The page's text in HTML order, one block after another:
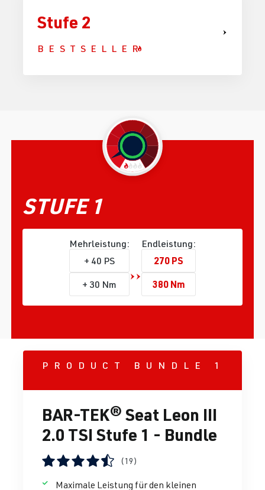
Stufe 2
BESTSELLER
STUFE 1
Mehrleistung:
+ 40 PS
+ 30 Nm
Endleistung:
270 PS
380 Nm
PRODUCT BUNDLE 1
BAR-TEK® Seat Leon III
2.0 TSI Stufe 1 - Bundle
(19)
Maximale Leistung für den kleinen